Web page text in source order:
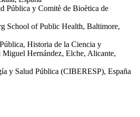
Pública y Comitè de Bioètica de
School of Public Health, Baltimore,
Historia de la Ciencia y
Hernández, Elche, Alicante,
y Salud Pública (CIBERESP), España